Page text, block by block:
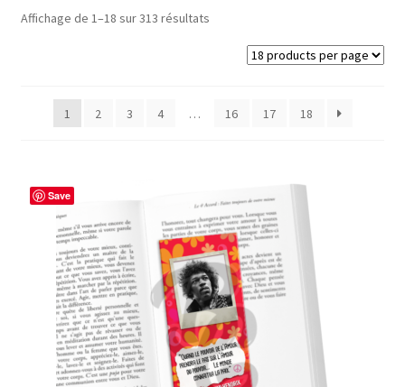
Acheter ma Machine à Badge
CODES PROMOS
Mon compte
Wishlist
Panier
Affichage de 1–18 sur 313 résultatsTrié
plus
1 2 3 4 … 16 17 18
Save